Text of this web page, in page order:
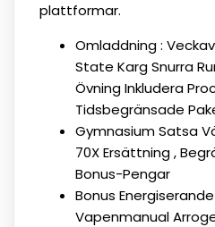
plattformar.
Omladdning :
State Karg Snurra
Övning Inkludera
Tidsbegränsade
Gymnasium Satsa
70X Ersättning ,
Bonus-Pengar
Bonus
Vapenmanual